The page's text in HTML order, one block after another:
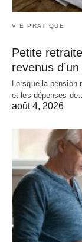
VIE PRATIQUE
Petite
revenus
Lorsque la
et les dépenses de…
août 4, 2026